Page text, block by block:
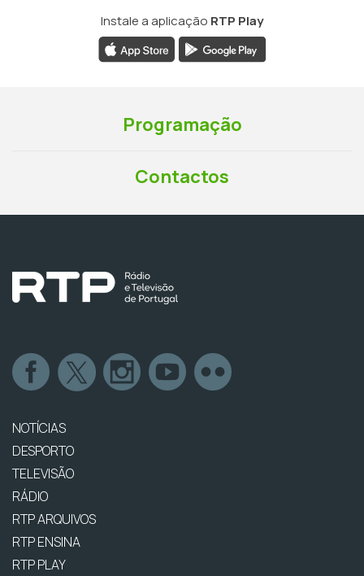
Instale a aplicação RTP Play
Programação
Contactos
NOTÍCIAS
DESPORTO
TELEVISÃO
RÁDIO
RTP ARQUIVOS
RTP ENSINA
RTP PLAY